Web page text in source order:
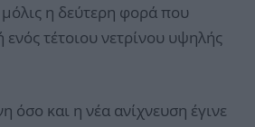
μόλις η δεύτερη φορά που
τέτοιου νετρίνου υψηλής
όσο και η νέα ανίχνευση έγινε